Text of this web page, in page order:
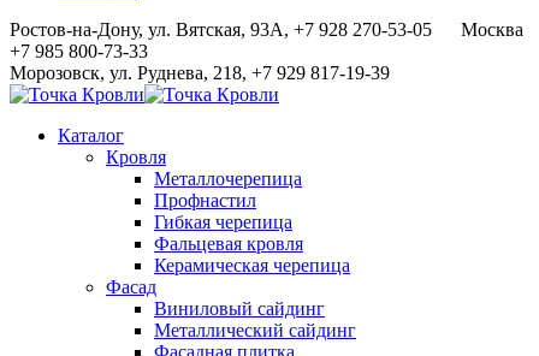
Ростов-на-Дону, ул. Вятская, 93А, +7 928 270-53-05 Москва
+7 985 800-73-33
Морозовск, ул. Руднева, 218, +7 929 817-19-39
Каталог
Кровля
Металлочерепица
Профнастил
Гибкая черепица
Фальцевая кровля
Керамическая черепица
Фасад
Виниловый сайдинг
Металлический сайдинг
Фасадная плитка